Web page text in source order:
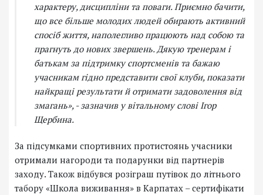
характеру, дисципліни та поваги. Приємно бачити,
що все більше молодих людей обирають активний
спосіб життя, наполегливо працюють над собою та
прагнуть до нових звершень. Дякую тренерам і
батькам за підтримку спортсменів та бажаю
учасникам гідно представити свої клуби, показати
найкращі результати й отримати задоволення від
змагань», - зазначив у вітальному слові Ігор
Щербина.
За підсумками спортивних протистоянь учасники
отримали нагороди та подарунки від партнерів
заходу. Також відбувся розіграш путівок до літнього
табору «Школа виживання» в Карпатах – сертифікати